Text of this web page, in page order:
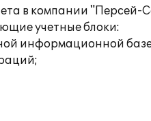
в компании
учетные блоки:
информационной